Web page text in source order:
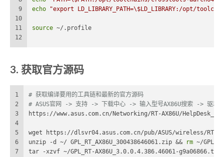
9
10
11
12
echo
"export LD_LIBRARY_PATH=\$LD_LIBRARY:/
source ~/.profile
3. 获取官方源码
1
2
3
4
5
6
7
# 获取编译要用的工具链和最新的官方源码
# ASUS官网 -> 支持 -> 下载中心 -> 输入型号AX86U搜索 -> 驱
https://www.asus.com.cn/Networking/RT-AX86U/
wget https://dlsvr04.asus.com.cn/pub/ASUS/wireless/RT-
unzip -d ~/ GPL_RT_AX86U_300438646061.zip &&
rm ~/
tar -xzvf ~/GPL_RT-AX86U_3.0.0.4.386.46061-